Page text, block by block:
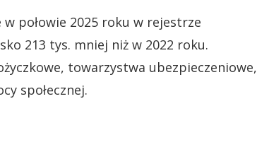
połowie 2025 roku w rejestrze
213 tys. mniej niż w 2022 roku.
towarzystwa ubezpieczeniowe,
społecznej.